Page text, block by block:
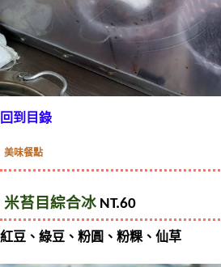
回到目錄
美味餐點
米苔目綜合冰 NT.60
紅豆、綠豆、粉圓、粉粿、仙草